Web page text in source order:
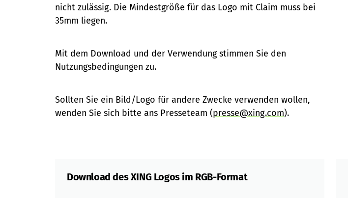
nicht zulässig. Die Mindestgröße für das Logo mit Claim muss bei
35mm liegen.
Mit dem Download und der Verwendung stimmen Sie den
Nutzungsbedingungen zu.
Sollten Sie ein Bild/Logo für andere Zwecke verwenden wollen,
wenden Sie sich bitte ans Presseteam (presse@xing.com).
Download des XING Logos im RGB-Format